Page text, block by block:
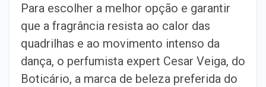
Para escolher a melhor opção e garantir
que a fragrância resista ao calor das
quadrilhas e ao movimento intenso da
dança, o perfumista expert Cesar Veiga, do
Boticário, a marca de beleza preferida do